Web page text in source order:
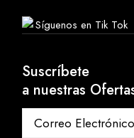
Síguenos en Tik Tok
Suscríbete
a nuestras